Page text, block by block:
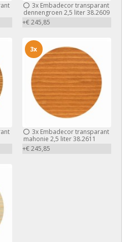
3xEmbadecor transparant
dennengroen 2,5 liter 38.2609
+€ 245,85
3xEmbadecor transparant
mahonie 2,5 liter 38.2611
+€ 245,85
3x